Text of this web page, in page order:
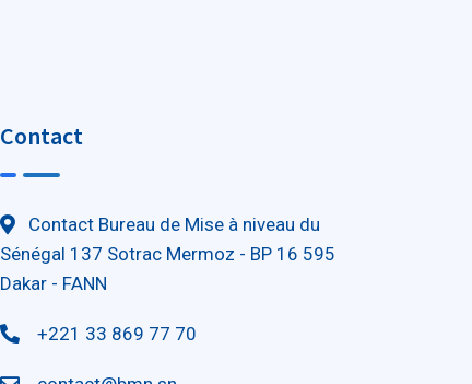
Contact
Contact Bureau de Mise à niveau du
Sénégal 137 Sotrac Mermoz - BP 16 595
Dakar - FANN
+221 33 869 77 70